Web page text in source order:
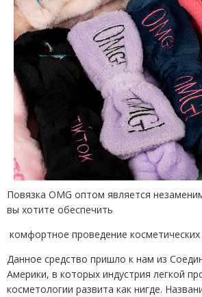
Повязка OMG оптом является
вы хотите обеспечить
комфортное проведение косметических
Данное средство пришло к нам из
Америки, в которых индустрия легкой
косметологии развита как нигде.